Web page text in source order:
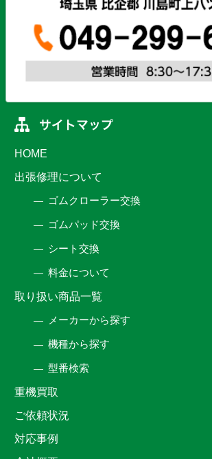
HOME
出張修理について
ゴムクローラー交換
ゴムパッド交換
シート交換
料金について
取り扱い商品一覧
メーカーから探す
機種から探す
型番検索
重機買取
ご依頼状況
対応事例